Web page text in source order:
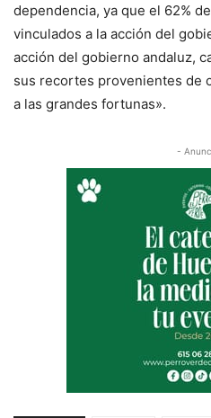
dependencia, ya que el 62%
vinculados a la acción del
acción del gobierno andaluz,
sus recortes provenientes de
a las grandes fortunas».
-